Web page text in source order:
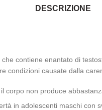
DESCRIZIONE
contiene enantato di
condizioni causate dalla
corpo non produce
in adolescenti maschi con